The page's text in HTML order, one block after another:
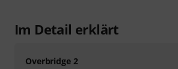
Im Detail erklärt
Overbridge 2